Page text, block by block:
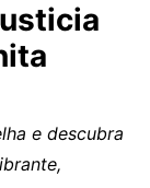
e descubra